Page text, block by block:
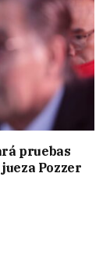
pruebas
Pozzer